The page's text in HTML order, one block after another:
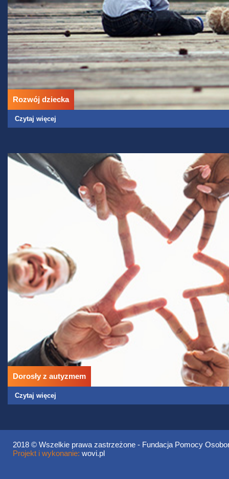
Rozwój dziecka
Czytaj więcej
Dorosły z autyzmem
Czytaj więcej
2018 © Wszelkie prawa zastrzeżone - Fundacja Pomocy
Projekt i wykonanie: wovi.pl